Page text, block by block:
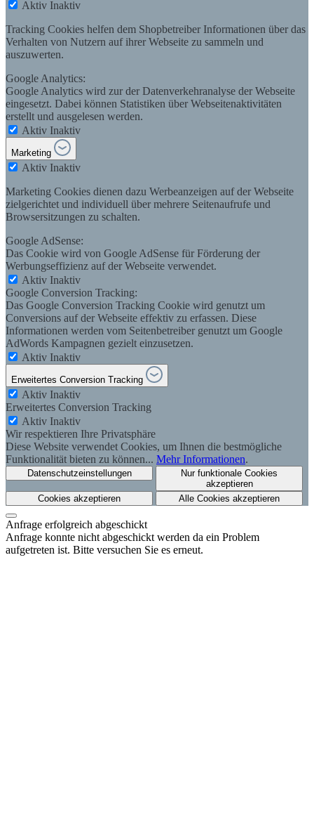
Aktiv Inaktiv
Tracking Cookies helfen dem Shopbetreiber Informationen über das
Verhalten von Nutzern auf ihrer Webseite zu sammeln und
auszuwerten.
Google Analytics:
Google Analytics wird zur der Datenverkehranalyse der Webseite
eingesetzt. Dabei können Statistiken über Webseitenaktivitäten
erstellt und ausgelesen werden.
Aktiv Inaktiv
Marketing
Aktiv Inaktiv
Marketing Cookies dienen dazu Werbeanzeigen auf der Webseite
zielgerichtet und individuell über mehrere Seitenaufrufe und
Browsersitzungen zu schalten.
Google AdSense:
Das Cookie wird von Google AdSense für Förderung der
Werbungseffizienz auf der Webseite verwendet.
Aktiv Inaktiv
Google Conversion Tracking:
Das Google Conversion Tracking Cookie wird genutzt um
Conversions auf der Webseite effektiv zu erfassen. Diese
Informationen werden vom Seitenbetreiber genutzt um Google
AdWords Kampagnen gezielt einzusetzen.
Aktiv Inaktiv
Erweitertes Conversion Tracking
Aktiv Inaktiv
Erweitertes Conversion Tracking
Aktiv Inaktiv
Wir respektieren Ihre Privatsphäre
Diese Website verwendet Cookies, um Ihnen die bestmögliche
Funktionalität bieten zu können... Mehr Informationen.
Datenschutzeinstellungen
Nur funktionale Cookies
akzeptieren
Cookies akzeptieren
Alle Cookies akzeptieren
Anfrage erfolgreich abgeschickt
Anfrage konnte nicht abgeschickt werden da ein Problem
aufgetreten ist. Bitte versuchen Sie es erneut.